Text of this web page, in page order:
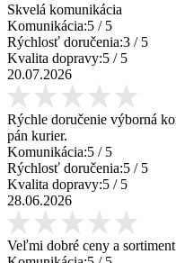
Skvelá komunikácia
Komunikácia:5 / 5
Rýchlosť doručenia:3 / 5
Kvalita dopravy:5 / 5
20.07.2026
Rýchle doručenie výborná
pán kurier.
Komunikácia:5 / 5
Rýchlosť doručenia:5 / 5
Kvalita dopravy:5 / 5
28.06.2026
Veľmi dobré ceny a